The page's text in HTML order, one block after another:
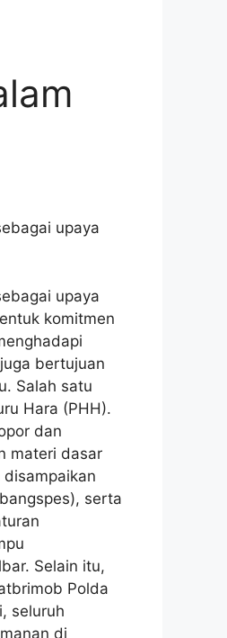
upaya
upaya
komitmen
bertujuan
Salah satu
Hara (PHH).
dan
materi dasar
serta
Selain itu,
Polda
seluruh
di